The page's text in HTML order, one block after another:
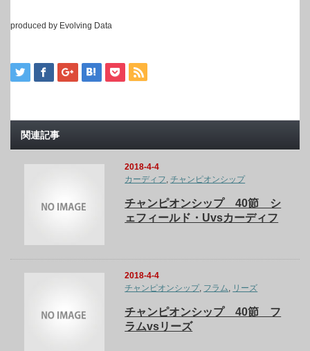
produced by Evolving Data
関連記事
2018-4-4
カーディフ,チャンピオンシップ
チャンピオンシップ 40節 シ
ェフィールド・Uvsカーディフ
2018-4-4
チャンピオンシップ, フラム リーズ
チャンピオンシップ 40節 フ
ラムvsリーズ